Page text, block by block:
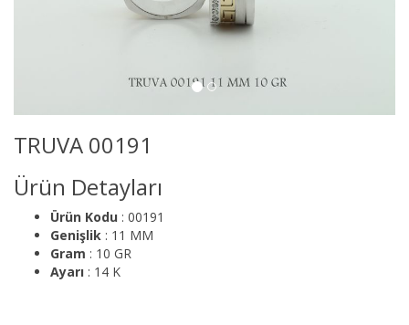
TRUVA 00191
Ürün Detayları
Ürün Kodu : 00191
Genişlik : 11 MM
Gram : 10 GR
Ayarı : 14 K